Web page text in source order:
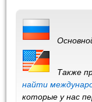
Также
найти
которые у нас